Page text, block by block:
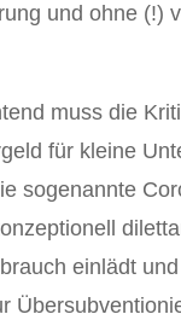
und ohne (!)
muss die
für kleine
sogenannte
einlädt